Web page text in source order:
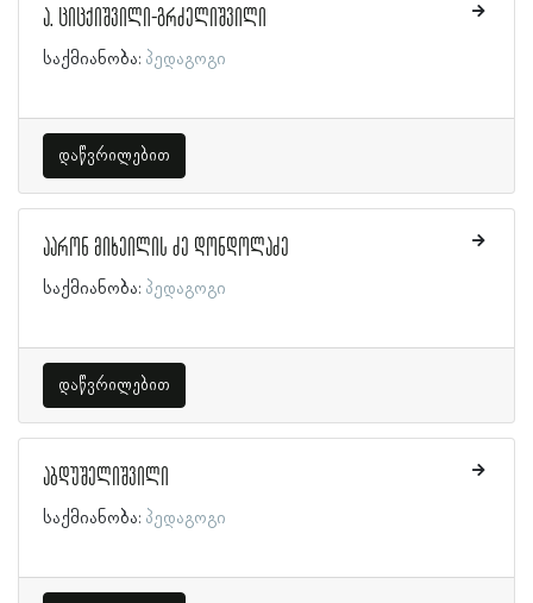
ა. ციცქიშვილი-გრძელიშვილი
საქმიანობა: პედაგოგი
დაწვრილებით
აარონ მიხეილის ძე დონდოლაძე
საქმიანობა: პედაგოგი
დაწვრილებით
აბდუშელიშვილი
საქმიანობა: პედაგოგი